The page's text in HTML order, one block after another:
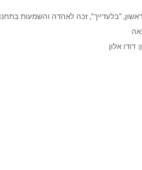
“בלעדייך”, זכה לאהדה והשמעות
דודו אלון